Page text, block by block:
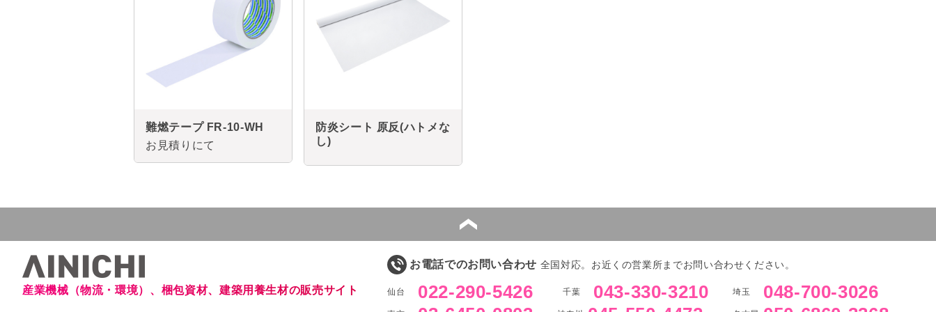
難燃テープ FR-10-WH
お見積りにて
防炎シート 原反(ハトメな
し)
産業機械（物流・環境）、梱包資材、建築用養生材の販売サイト
お電話でのお問い合わせ 全国対応。お近くの営業所までお問い合わせください。
仙台 022-290-5426 千葉 043-330-3210 埼玉 048-700-3026